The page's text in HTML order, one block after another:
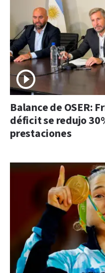
Balance de OSER:
déficit se redujo
prestaciones